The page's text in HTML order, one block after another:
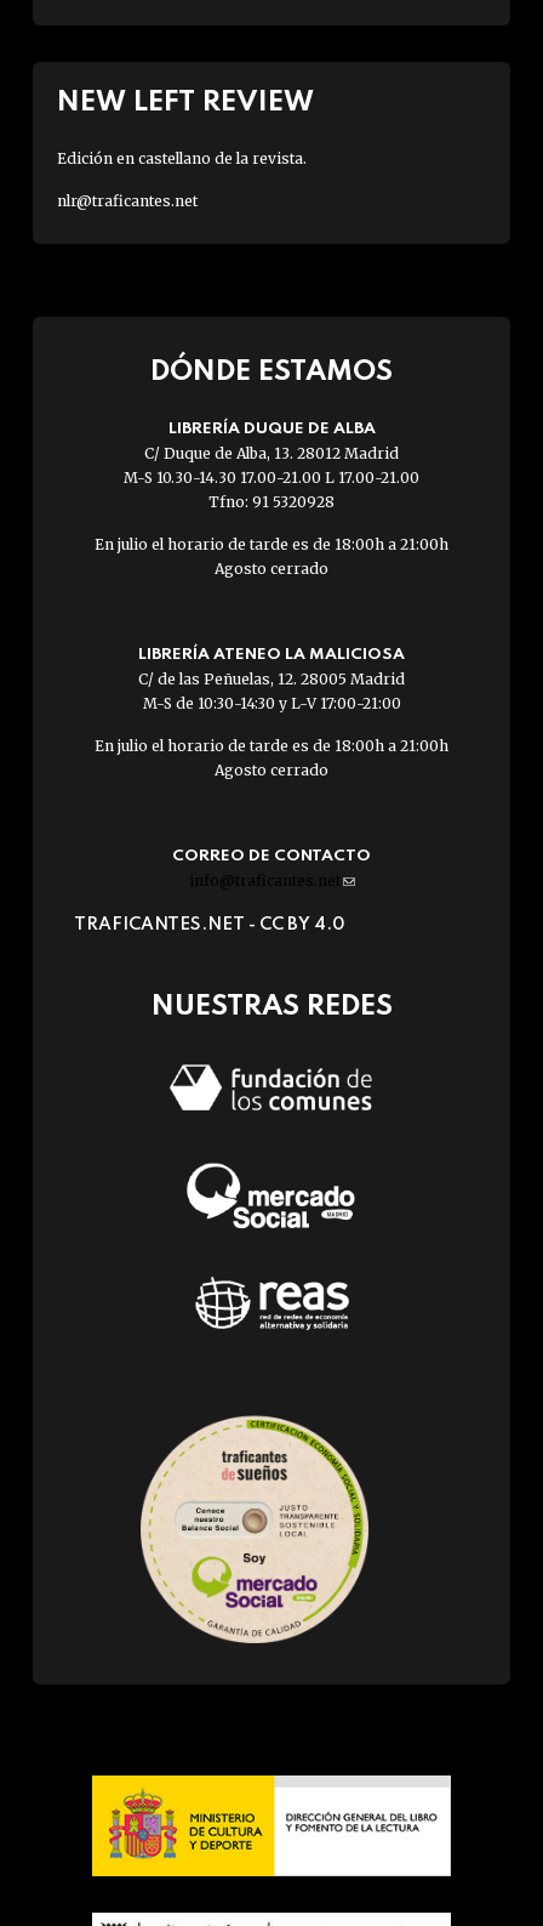
NEW LEFT REVIEW
Edición en castellano de la revista.
nlr@traficantes.net
DÓNDE ESTAMOS
LIBRERÍA DUQUE DE ALBA
C/ Duque de Alba, 13. 28012 Madrid
M-S 10.30-14.30 17.00-21.00 L 17.00-21.00
Tfno: 91 5320928
En julio el horario de tarde es de 18:00h a 21:00h
Agosto cerrado
LIBRERÍA ATENEO LA MALICIOSA
C/ de las Peñuelas, 12. 28005 Madrid
M-S de 10:30-14:30 y L-V 17:00-21:00
En julio el horario de tarde es de 18:00h a 21:00h
Agosto cerrado
CORREO DE CONTACTO
info@traficantes.net (link
e-
TRAFICANTES.NET - CC BY 4.0
NUESTRAS REDES